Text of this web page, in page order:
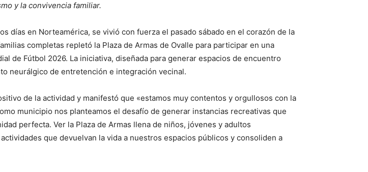
y la convivencia familiar.
días en Norteamérica, se vivió con fuerza el pasado sábado en el corazón de la
completas repletó la Plaza de Armas de Ovalle para participar en una
de Fútbol 2026. La iniciativa, diseñada para generar espacios de encuentro
neurálgico de entretención e integración vecinal.
de la actividad y manifestó que «estamos muy contentos y orgullosos con la
municipio nos planteamos el desafío de generar instancias recreativas que
perfecta. Ver la Plaza de Armas llena de niños, jóvenes y adultos
que devuelvan la vida a nuestros espacios públicos y consoliden a